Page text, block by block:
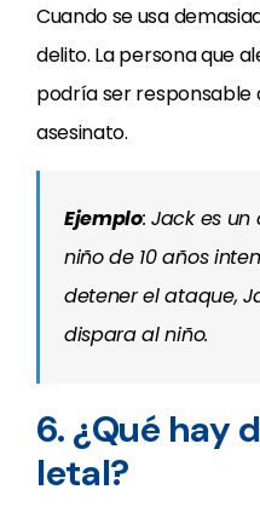
Cuando se usa
delito. La persona que
podría ser responsable
asesinato.
Ejemplo: Jack es
niño de 10 años
detener el ataque,
dispara al niño.
6. ¿Qué hay
letal?